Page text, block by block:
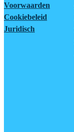
Voorwaarden
Cookiebeleid
Juridisch